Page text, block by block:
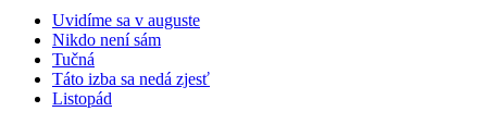
Uvidíme sa v auguste
Nikdo není sám
Tučná
Táto izba sa nedá zjesť
Listopád